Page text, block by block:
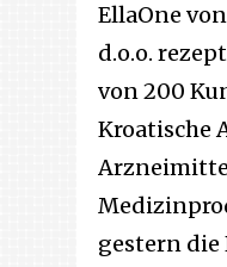
EllaOne
d.o.o.
von 200
Kroatische
gestern die